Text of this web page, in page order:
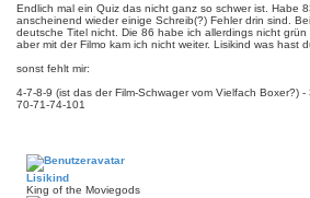
i
t
r
Endlich mal ein Quiz das nicht ganz so schwer ist. Habe
anscheinend wieder einige Schreib(?) Fehler drin sind.
deutsche Titel nicht. Die 86 habe ich allerdings nicht grün
aber mit der Filmo kam ich nicht weiter. Lisikind was hast
sonst fehlt mir:
4-7-8-9 (ist das der Film-Schwager vom Vielfach Boxer?)
70-71-74-101
Lisikind
King of the Moviegods